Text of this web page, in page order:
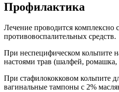
Профилактика
Лечение проводится
противовоспалительных средств.
При неспецифическом кольпите
настоями трав (шалфей, ромашка,
При стафилококковом кольпите
вагинальные тампоны с 2%